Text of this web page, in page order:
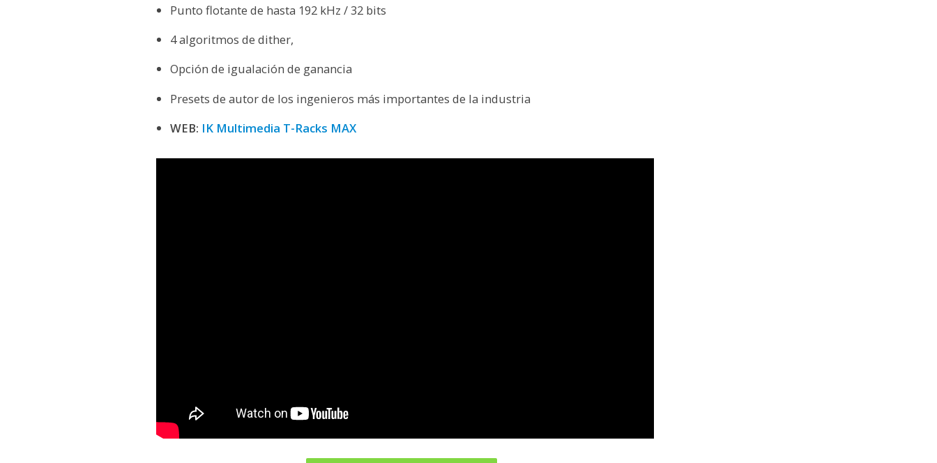
Punto flotante de hasta 192 kHz / 32 bits
4 algoritmos de dither,
Opción de igualación de ganancia
Presets de autor de los ingenieros más importantes de la industria
WEB: IK Multimedia T-Racks MAX